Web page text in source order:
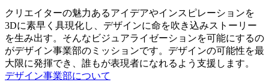
クリエイターの魅力あるアイデアやインスピレーションを
3Dに素早く具現化し、デザインに命を吹き込みストーリー
を生み出す。そんなビジュアライゼーションを可能にするの
がデザイン事業部のミッションです。デザインの可能性を最
大限に発揮でき、誰もが表現者になれるよう支援します。
デザイン事業部について